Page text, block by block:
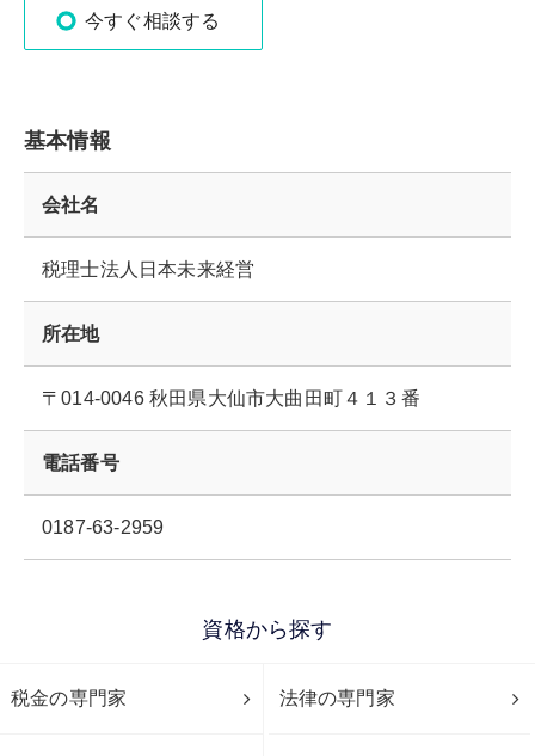
今すぐ相談する
基本情報
会社名
税理士法人日本未来経営
所在地
〒014-0046 秋田県大仙市大曲田町４１３番
電話番号
0187-63-2959
資格から探す
税金の専門家 法律の専門家